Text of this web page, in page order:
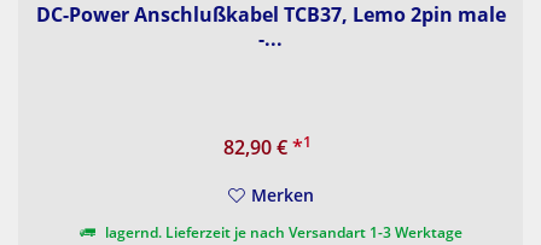
DC-Power Anschlußkabel TCB37, Lemo 2pin male
-...
82,90 €*1
Merken
lagernd. Lieferzeit je nach Versandart 1-3 Werktage